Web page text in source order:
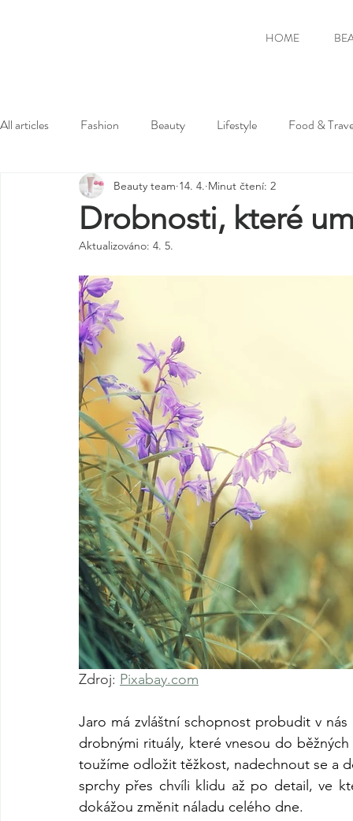
HOME
All articles Fashion Beauty Lifestyle Food &
Drobnosti, které
Beauty team 14. 4. Minut čtení: 2
Aktualizováno: 4. 5.
Zdroj: Pixabay.com
Jaro má zvláštní schopnost probudit v
drobnými rituály, které vnesou do
toužíme odložit těžkost, nadechnout se a
sprchy přes chvíli klidu až po detail, ve
dokážou změnit náladu celého dne.